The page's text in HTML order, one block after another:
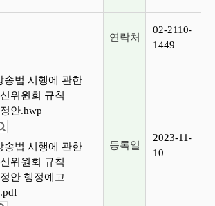
연락처
02-2110-
1449
송법 시행에 관한
위원회 규칙
안.hwp
송법 시행에 관한
위원회 규칙
안 행정예고
등록일
2023-11-
10